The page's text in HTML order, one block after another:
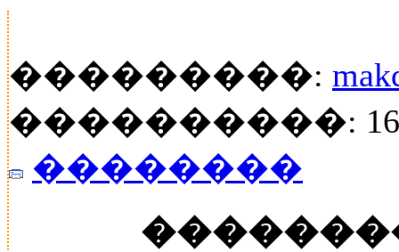
���������:
����������:
��������